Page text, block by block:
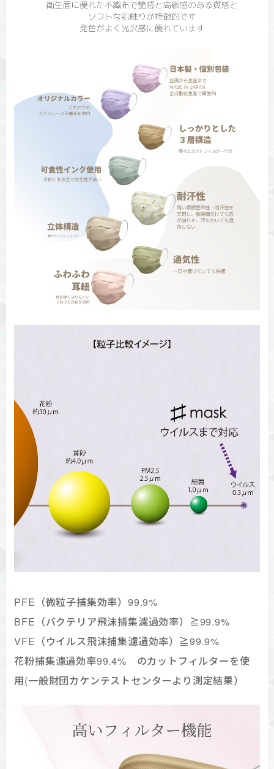
PFE（微粒子捕集効率）99.9%
BFE（バクテリア飛沫捕集濾過効率）≧99.9%
VFE（ウイルス飛沫捕集濾過効率）≧99.9%
花粉捕集濾過効率99.4% のカットフィルターを使
用(一般財団カケンテストセンターより測定結果）